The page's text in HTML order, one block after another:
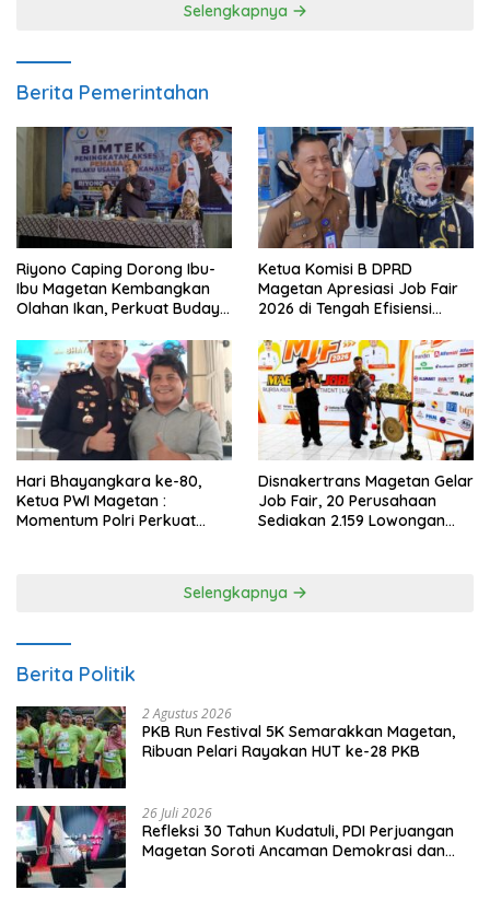
Selengkapnya
Berita Pemerintahan
Riyono Caping Dorong Ibu-
Ibu Magetan Kembangkan
Olahan Ikan, Perkuat Budaya
Ketua Komisi B DPRD
Magetan Apresiasi Job Fair
2026 di Tengah Efisiensi
Hari Bhayangkara ke-80,
Ketua PWI Magetan :
Momentum Polri Perkuat
Disnakertrans Magetan Gelar
Job Fair, 20 Perusahaan
Sediakan 2.159 Lowongan
Selengkapnya
Berita Politik
2 Agustus 2026
PKB Run Festival 5K Semarakkan Magetan,
Ribuan Pelari Rayakan HUT ke-28 PKB
26 Juli 2026
Refleksi 30 Tahun Kudatuli, PDI Perjuangan
Magetan Soroti Ancaman Demokrasi dan